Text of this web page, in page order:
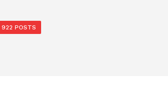
922 POSTS